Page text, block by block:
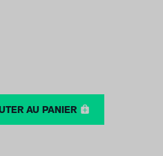
AU PANIER